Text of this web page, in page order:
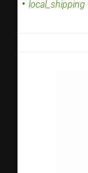
• local_shipping